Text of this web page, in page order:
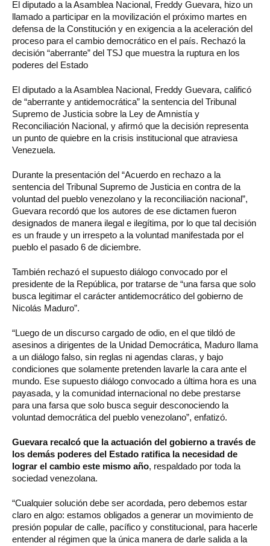
El diputado a la Asamblea Nacional, Freddy Guevara, hizo un
llamado a participar en la movilización el próximo martes en
defensa de la Constitución y en exigencia a la aceleración del
proceso para el cambio democrático en el país. Rechazó la
decisión “aberrante” del TSJ que muestra la ruptura en los
poderes del Estado
El diputado a la Asamblea Nacional, Freddy Guevara, calificó
de “aberrante y antidemocrática” la sentencia del Tribunal
Supremo de Justicia sobre la Ley de Amnistía y
Reconciliación Nacional, y afirmó que la decisión representa
un punto de quiebre en la crisis institucional que atraviesa
Venezuela.
Durante la presentación del “Acuerdo en rechazo a la
sentencia del Tribunal Supremo de Justicia en contra de la
voluntad del pueblo venezolano y la reconciliación nacional”,
Guevara recordó que los autores de ese dictamen fueron
designados de manera ilegal e ilegítima, por lo que tal decisión
es un fraude y un irrespeto a la voluntad manifestada por el
pueblo el pasado 6 de diciembre.
También rechazó el supuesto diálogo convocado por el
presidente de la República, por tratarse de “una farsa que solo
busca legitimar el carácter antidemocrático del gobierno de
Nicolás Maduro”.
“Luego de un discurso cargado de odio, en el que tildó de
asesinos a dirigentes de la Unidad Democrática, Maduro llama
a un diálogo falso, sin reglas ni agendas claras, y bajo
condiciones que solamente pretenden lavarle la cara ante el
mundo. Ese supuesto diálogo convocado a última hora es una
payasada, y la comunidad internacional no debe prestarse
para una farsa que solo busca seguir desconociendo la
voluntad democrática del pueblo venezolano”, enfatizó.
Guevara recalcó que la actuación del gobierno a través de
los demás poderes del Estado ratifica la necesidad de
lograr el cambio este mismo año, respaldado por toda la
sociedad venezolana.
“Cualquier solución debe ser acordada, pero debemos estar
claro en algo: estamos obligados a generar un movimiento de
presión popular de calle, pacífico y constitucional, para hacerle
entender al régimen que la única manera de darle salida a la